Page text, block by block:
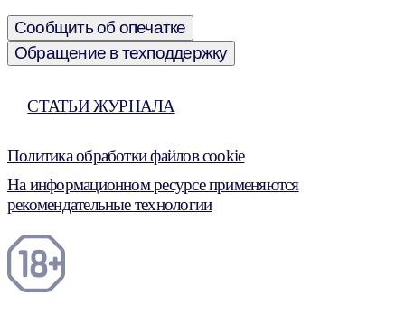
Сообщить об опечатке
Обращение в техподдержку
СТАТЬИ ЖУРНАЛА
Политика обработки файлов cookie
На информационном ресурсе применяются
рекомендательные технологии